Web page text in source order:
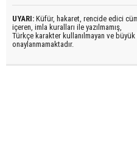
UYARI: Küfür, hakaret, rencide edici
içeren, imla kuralları ile yazılmamış,
Türkçe karakter kullanılmayan ve büyük
onaylanmamaktadır.